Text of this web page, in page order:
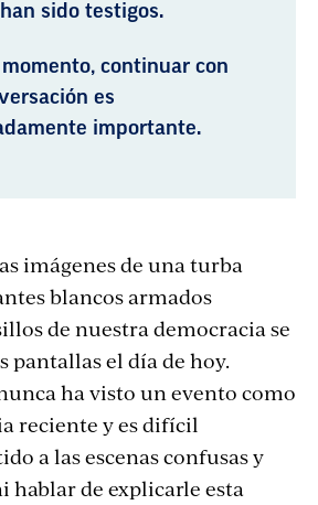
sido testigos.
momento, continuar con
es
importante.
imágenes de una turba
blancos armados
de nuestra democracia se
pantallas el día de hoy.
ha visto un evento como
reciente y es difícil
a las escenas confusas y
hablar de explicarle esta